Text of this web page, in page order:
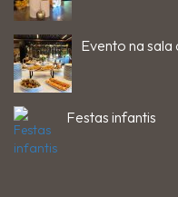
Evento na sala
Festas infantis